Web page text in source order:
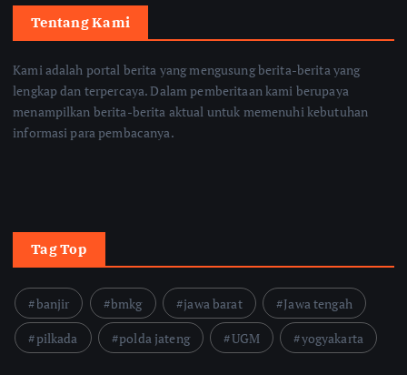
Tentang Kami
Kami adalah portal berita yang mengusung berita-berita yang
lengkap dan terpercaya. Dalam pemberitaan kami berupaya
menampilkan berita-berita aktual untuk memenuhi kebutuhan
informasi para pembacanya.
Tag Top
banjir bmkg jawa barat
Jawa tengah
pilkada
polda jateng UGM yogyakarta